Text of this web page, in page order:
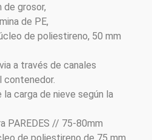
de grosor,
de PE,
de poliestireno, 50 mm
a través de canales
contenedor.
carga de nieve según la
PAREDES // 75-80mm
de poliestireno de 75 mm